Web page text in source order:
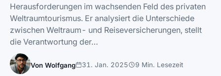
Herausforderungen im wachsenden Feld des privaten
Weltraumtourismus. Er analysiert die Unterschiede
zwischen Weltraum- und Reiseversicherungen, stellt
die Verantwortung der…
Von Wolfgang 31. Jan. 2025 9 Min. Lesezeit